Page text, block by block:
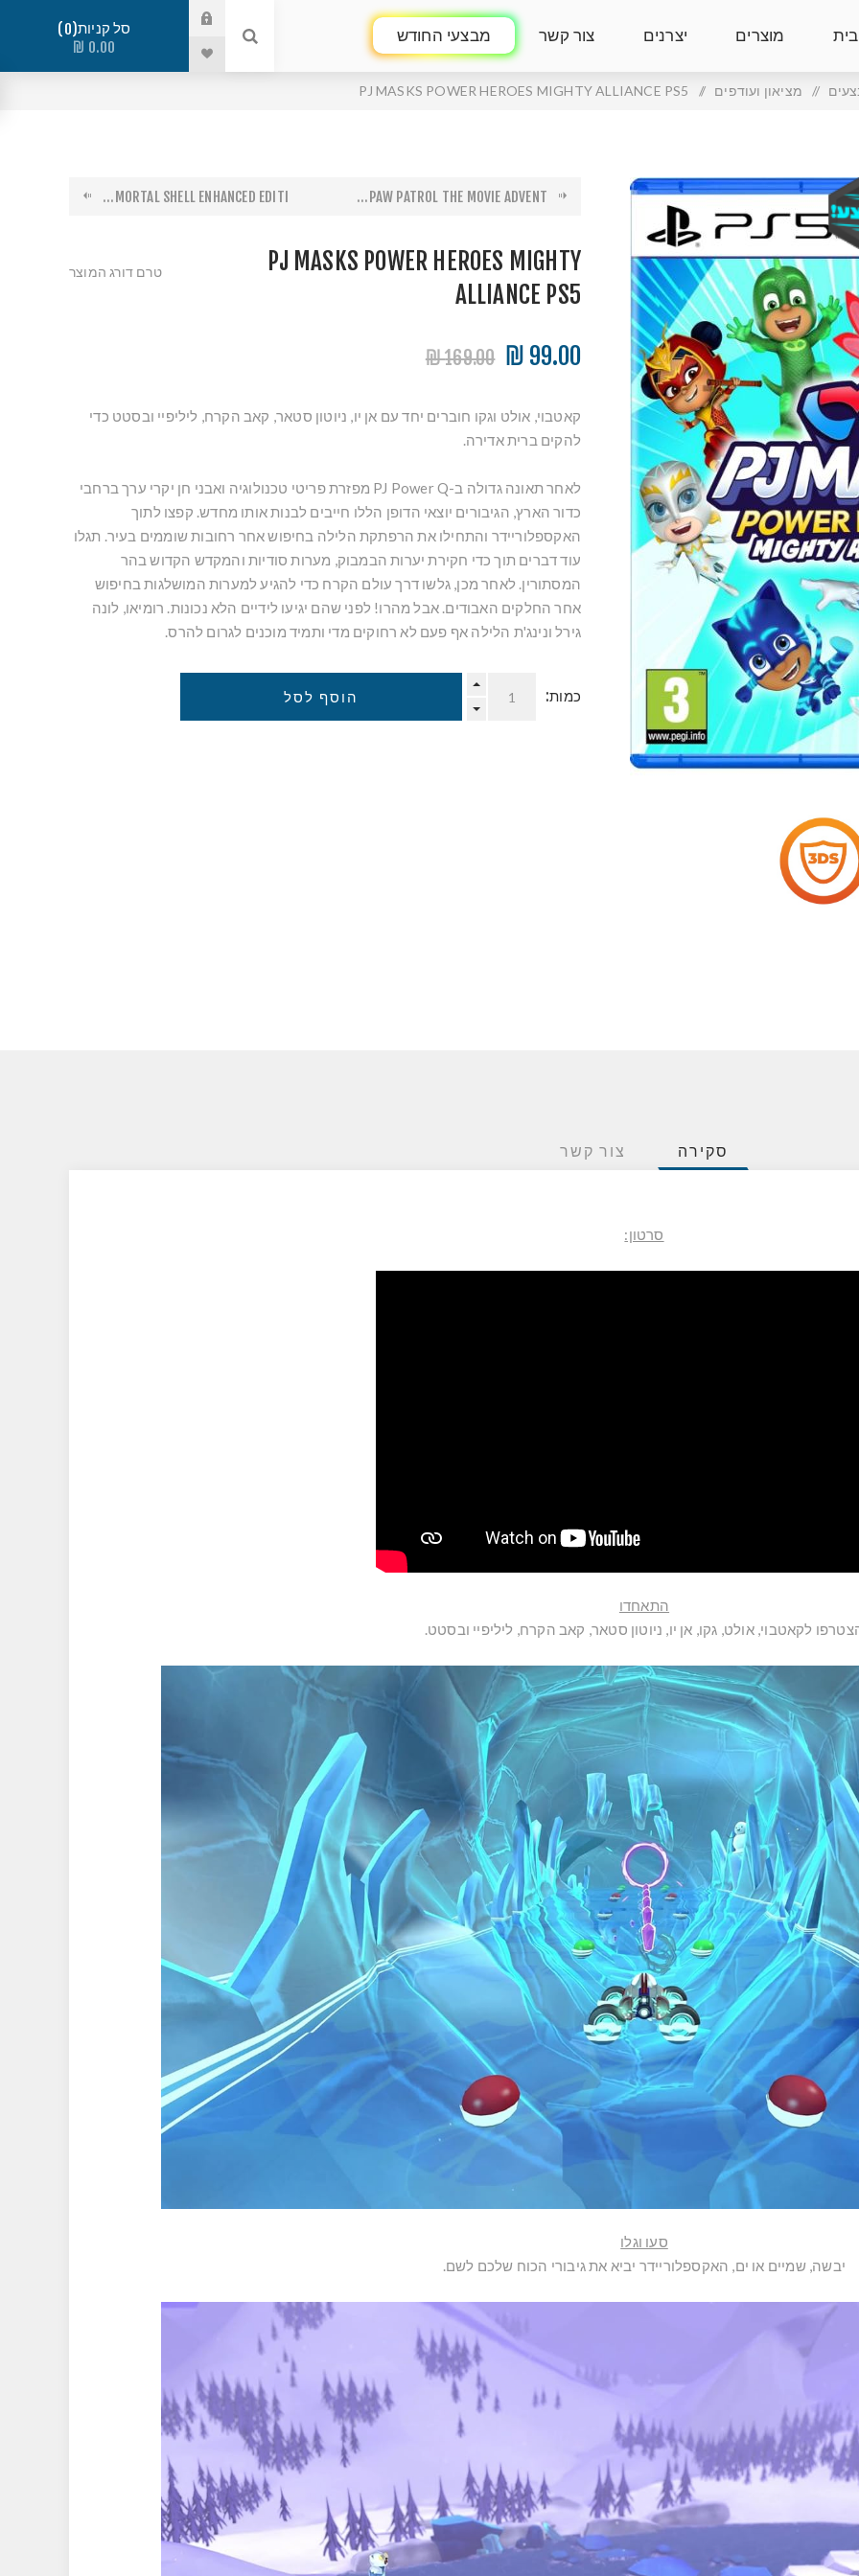
מוצרים יצרנים צור קשר מבצעי החודש סל קניות 0
0.00 ₪
/ מציאון ועודפים /
PJ MASKS POWER HEROES MIGHTY ALLIANCE PS5
PAW PATROL THE MOVIE ADVENT...
MORTAL SHELL ENHANCED EDITI...
PJ MASKS POWER HEROES MIGHTY
ALLIANCE PS5
טרם דורג המוצר
99.00 ₪
169.00 ₪
קאטבוי, אולט וגקו חוברים יחד עם אן יו, ניוטון סטאר, קאב הקרח, ליליפיי ובסטט כדי
להקים ברית אדירה.
לאחר תאונה גדולה ב-PJ Power Q מפזרת פריטי טכנולוגיה ואבני חן יקרי ערך ברחבי
כדור הארץ, הגיבורים יוצאי הדופן הללו חייבים לבנות אותו מחדש. קפצו לתוך
האקספלוריידר והתחילו את הרפתקת הלילה בחיפוש אחר רחובות שוממים בעיר. תגלו
עוד דברים תוך כדי חקירת יערות הבמבוק, מערות סודיות והמקדש הקדוש בהר
המסתורין. לאחר מכן, גלשו דרך עולם הקרח כדי להגיע למערות המושלגות בחיפוש
אחר החלקים האבודים. אבל מהרו! לפני שהם יגיעו לידיים הלא נכונות. רומיאו, לונה
גירל ונינג'ת הלילה אף פעם לא רחוקים מדי ותמיד מוכנים לגרום להרס.
כמות: הוסף לסל
סקירה צור קשר
סרטון:
התאחדו
לקאטבוי, אולט, גקו, אן יו, ניוטון סטאר, קאב הקרח, ליליפיי ובסטט.
סעו וגלו
יבשה, שמיים או ים, האקספלוריידר יביא את גיבורי הכוח שלכם לשם.